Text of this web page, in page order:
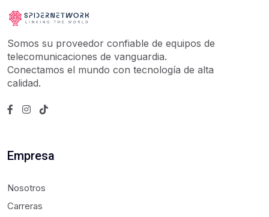
Somos su proveedor confiable de equipos de
telecomunicaciones de vanguardia.
Conectamos el mundo con tecnología de alta
calidad.
Empresa
Nosotros
Carreras